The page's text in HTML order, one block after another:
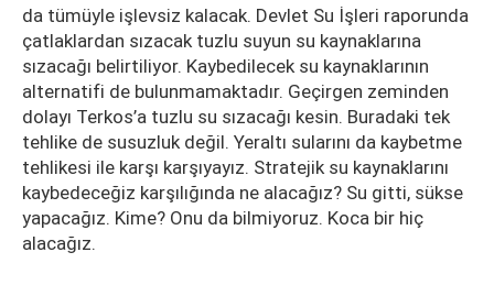
da tümüyle işlevsiz kalacak. Devlet Su İşleri raporunda
çatlaklardan sızacak tuzlu suyun su kaynaklarına
sızacağı belirtiliyor. Kaybedilecek su kaynaklarının
alternatifi de bulunmamaktadır. Geçirgen zeminden
dolayı Terkos’a tuzlu su sızacağı kesin. Buradaki tek
tehlike de susuzluk değil. Yeraltı sularını da kaybetme
tehlikesi ile karşı karşıyayız. Stratejik su kaynaklarını
kaybedeceğiz karşılığında ne alacağız? Su gitti, sükse
yapacağız. Kime? Onu da bilmiyoruz. Koca bir hiç
alacağız.